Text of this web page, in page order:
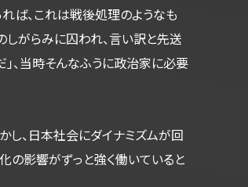
ば、これは戦後処理のようなも
しがらみに囚われ、言い訳と先送
、当時そんなふうに政治家に必要
、日本社会にダイナミズムが回
の影響がずっと強く働いていると